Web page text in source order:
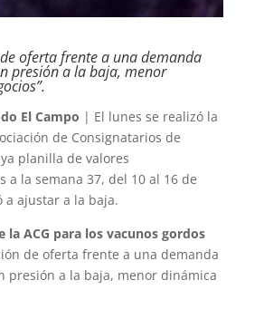
oferta frente a una demanda
presión a la baja, menor
El Campo | El lunes se realizó la
de Consignatarios de
planilla de valores
a la semana 37, del 10 al 16 de
a ajustar a la baja.
la ACG para los vacunos gordos
de oferta frente a una demanda
presión a la baja, menor dinámica